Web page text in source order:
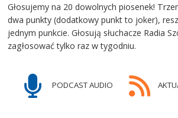
Głosujemy na 20 dowolnych piosenek!
dwa punkty (dodatkowy punkt to joker),
jednym punkcie. Głosują słuchacze Radia
zagłosować tylko raz w tygodniu.
PODCAST AUDIO